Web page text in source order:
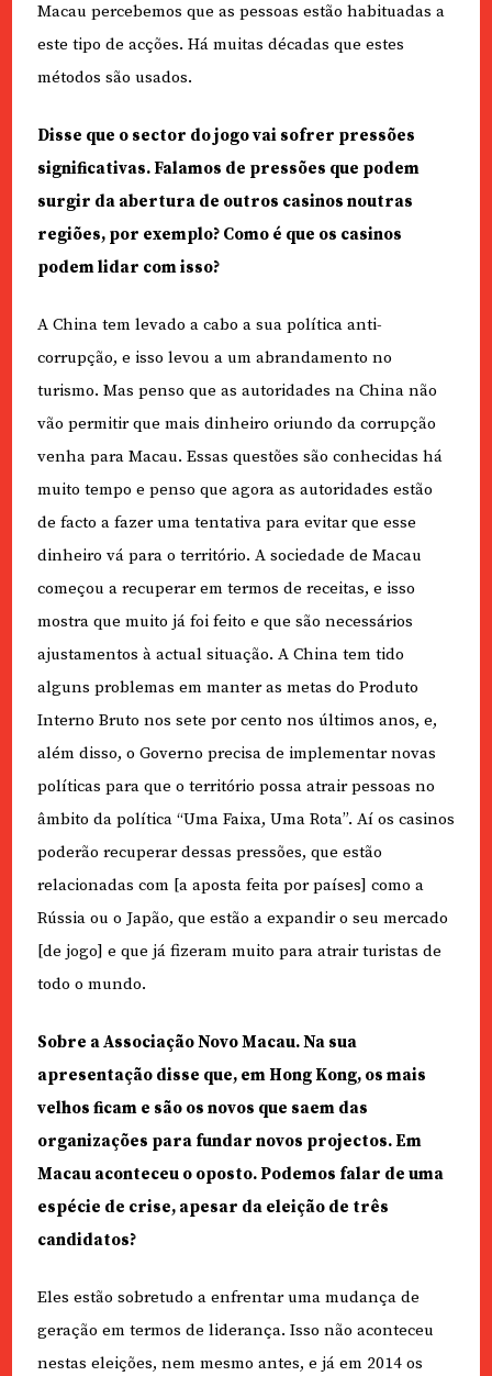
Macau percebemos que as pessoas estão habituadas a
este tipo de acções. Há muitas décadas que estes
métodos são usados.
Disse que o sector do jogo vai sofrer pressões
significativas. Falamos de pressões que podem
surgir da abertura de outros casinos noutras
regiões, por exemplo? Como é que os casinos
podem lidar com isso?
A China tem levado a cabo a sua política anti-
corrupção, e isso levou a um abrandamento no
turismo. Mas penso que as autoridades na China não
vão permitir que mais dinheiro oriundo da corrupção
venha para Macau. Essas questões são conhecidas há
muito tempo e penso que agora as autoridades estão
de facto a fazer uma tentativa para evitar que esse
dinheiro vá para o território. A sociedade de Macau
começou a recuperar em termos de receitas, e isso
mostra que muito já foi feito e que são necessários
ajustamentos à actual situação. A China tem tido
alguns problemas em manter as metas do Produto
Interno Bruto nos sete por cento nos últimos anos, e,
além disso, o Governo precisa de implementar novas
políticas para que o território possa atrair pessoas no
âmbito da política “Uma Faixa, Uma Rota”. Aí os casinos
poderão recuperar dessas pressões, que estão
relacionadas com [a aposta feita por países] como a
Rússia ou o Japão, que estão a expandir o seu mercado
[de jogo] e que já fizeram muito para atrair turistas de
todo o mundo.
Sobre a Associação Novo Macau. Na sua
apresentação disse que, em Hong Kong, os mais
velhos ficam e são os novos que saem das
organizações para fundar novos projectos. Em
Macau aconteceu o oposto. Podemos falar de uma
espécie de crise, apesar da eleição de três
candidatos?
Eles estão sobretudo a enfrentar uma mudança de
geração em termos de liderança. Isso não aconteceu
nestas eleições, nem mesmo antes, e já em 2014 os